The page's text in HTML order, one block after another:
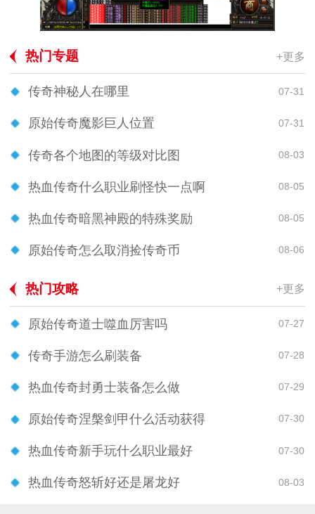
热门专题 +更多
传奇神秘人在哪里 07-31
原始传奇魔影巨人位置 07-31
传奇各个地图的等级对比图 08-03
热血传奇什么职业刷怪快一点啊 08-05
热血传奇暗黑神殿的特殊奖励 08-05
原始传奇怎么取消捡传奇币 08-06
热门攻略 +更多
原始传奇道士噬血厉害吗 07-27
传奇手游怎么刷装备 07-28
热血传奇封勇士装备怎么做 07-29
原始传奇涅槃剑甲什么活动获得 07-30
热血传奇新手玩什么职业最好 07-30
热血传奇怒斩好还是屠龙好 08-03